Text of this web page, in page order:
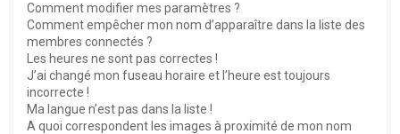
Comment modifier mes paramètres ?
Comment empêcher mon nom d’apparaître dans la liste des
membres connectés ?
Les heures ne sont pas correctes !
J’ai changé mon fuseau horaire et l’heure est toujours
incorrecte !
Ma langue n’est pas dans la liste !
A quoi correspondent les images à proximité de mon nom